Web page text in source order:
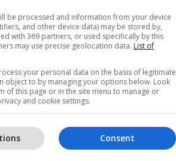
me këtë vendim N.G.
marrjes së shpërblimit për
dënim me burg prej 2 vitesh, i
që nga data 4.10.2018.
e këtij vendimi është në
nenit 111 i Kodit Penal,
sipas detyrës zyrtare lëshoi
ekzekutimin e sanksionit",
be processed and information from your device
and other device data) may be stored by,
with 369 partners, or used specifically by this
may use precise geolocation data. List of
your personal data on the basis of legitimate
object to by managing your options below. Look
of this page or in the site menu to manage or
and cookie settings.
Consent